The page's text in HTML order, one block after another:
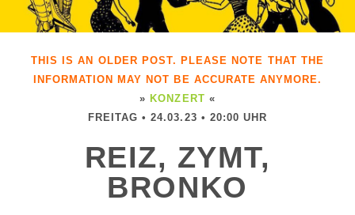
THIS IS AN OLDER POST. PLEASE NOTE THAT THE
INFORMATION MAY NOT BE ACCURATE ANYMORE.
» KONZERT «
FREITAG • 24.03.23 • 20:00 UHR
REIZ, ZYMT,
BRONKO